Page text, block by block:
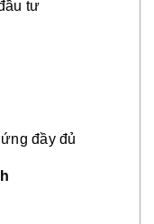
tư
đầy đủ